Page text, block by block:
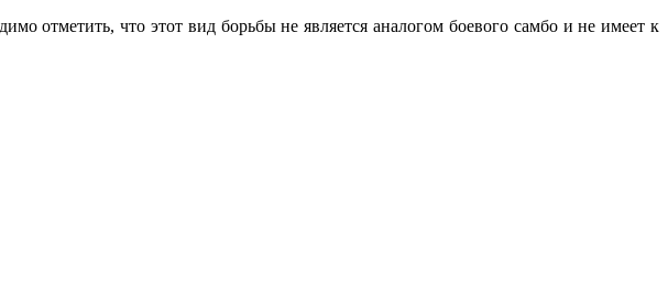
отметить, что этот вид борьбы не является аналогом боевого самбо и не имеет к